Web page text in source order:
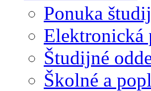
Ponuka
Elektronická
Študijné
Školné a